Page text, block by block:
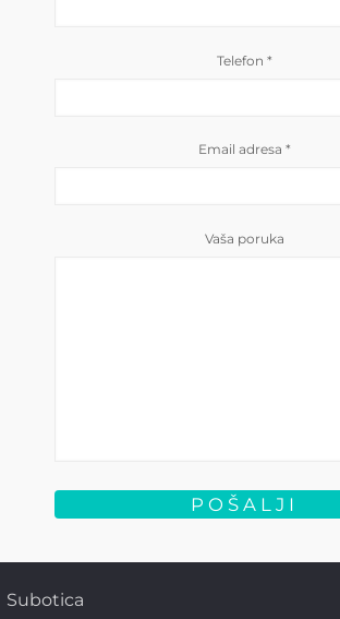
Telefon *
Email adresa *
Vaša poruka
Subotica